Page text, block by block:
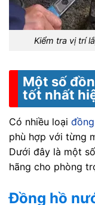
Kiểm tra vị trí
Một số
tốt nhất
Có nhiều loại
phù hợp với từng
Dưới đây là một
hãng cho phòng
Đồng hồ